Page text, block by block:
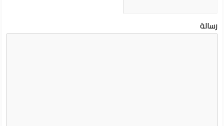
رسالة